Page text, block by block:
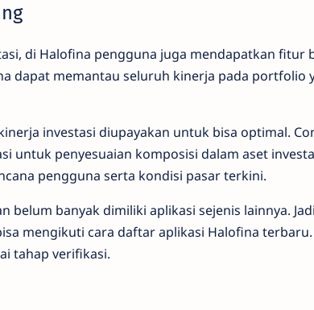
di Halofina pengguna juga mendapatkan
dapat memantau seluruh kinerja pada portfolio
investasi diupayakan untuk bisa optimal.
untuk penyesuaian komposisi dalam aset
pengguna serta kondisi pasar terkini.
belum banyak dimiliki aplikasi sejenis lainnya.
mengikuti cara daftar aplikasi Halofina
tahap verifikasi.